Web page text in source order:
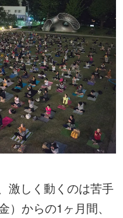
激しく動くのは苦手
）からの1ヶ月間、